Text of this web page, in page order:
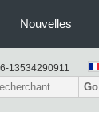
Nouvelles
13534290911
Go